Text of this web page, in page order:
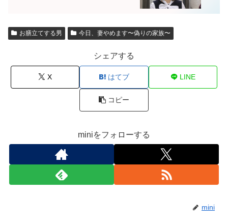
お膳立てする男 今日、妻やめます〜偽りの家族〜
シェアする
X はてブ LINE
コピー
miniをフォローする
mini